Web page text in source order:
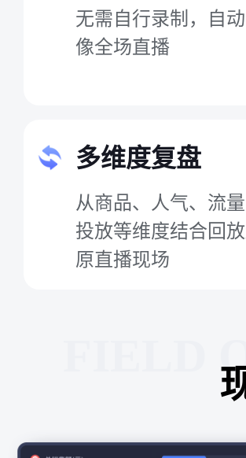
无需自行录制，自
像全场直播
多维度复盘
从商品、人气、流量
投放等维度结合回
原直播现场
FIELD